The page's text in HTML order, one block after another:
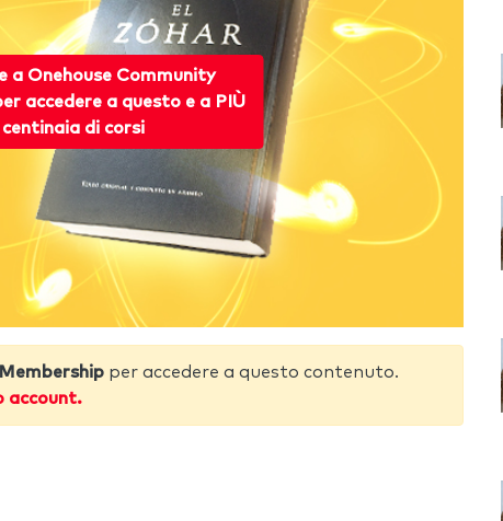
a Onehouse Community
accedere a questo e a PIÙ
centinaia di corsi
per accedere a questo contenuto.
account.